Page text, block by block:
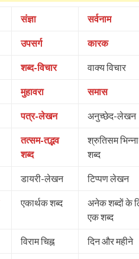
संज्ञा सर्वनाम
उपसर्ग कारक
शब्द-विचार वाक्य विचार
मुहावरा समास
पत्र-लेखन अनुच्छेद-लेखन
तत्सम-तद्भव
शब्द
श्रुतिसम
शब्द
डायरी-लेखन टिप्पण लेखन
एकार्थक शब्द
अनेक शब्दों के
एक शब्द
विराम चिह्न दिन और महीने